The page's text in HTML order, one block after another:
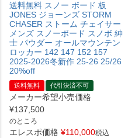
送料無料 スノー ボード 板
JONES ジョーンズ STORM
CHASER ストーム チェイサー
メンズ スノーボード スノボ 紳
士 パウダー オールマウンテン
ロッカー 142 147 152 157
2025-2026冬新作 25-26 25/26
20%off
送料無料 代引決済不可
メーカー希望小売価格
¥137,500
のところ
エレスポ価格 ¥110,000税込